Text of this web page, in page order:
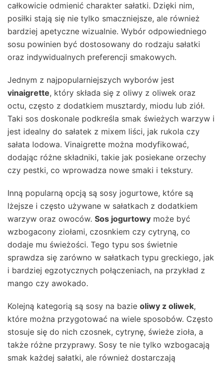
całkowicie odmienić charakter sałatki. Dzięki nim,
posiłki stają się nie tylko smaczniejsze, ale również
bardziej apetyczne wizualnie. Wybór odpowiedniego
sosu powinien być dostosowany do rodzaju sałatki
oraz indywidualnych preferencji smakowych.
Jednym z najpopularniejszych wyborów jest
vinaigrette, który składa się z oliwy z oliwek oraz
octu, często z dodatkiem musztardy, miodu lub ziół.
Taki sos doskonale podkreśla smak świeżych warzyw i
jest idealny do sałatek z mixem liści, jak rukola czy
sałata lodowa. Vinaigrette można modyfikować,
dodając różne składniki, takie jak posiekane orzechy
czy pestki, co wprowadza nowe smaki i tekstury.
Inną popularną opcją są sosy jogurtowe, które są
lżejsze i często używane w sałatkach z dodatkiem
warzyw oraz owoców. Sos jogurtowy może być
wzbogacony ziołami, czosnkiem czy cytryną, co
dodaje mu świeżości. Tego typu sos świetnie
sprawdza się zarówno w sałatkach typu greckiego, jak
i bardziej egzotycznych połączeniach, na przykład z
mango czy awokado.
Kolejną kategorią są sosy na bazie oliwy z oliwek,
które można przygotować na wiele sposobów. Często
stosuje się do nich czosnek, cytrynę, świeże zioła, a
także różne przyprawy. Sosy te nie tylko wzbogacają
smak każdej sałatki, ale również dostarczają